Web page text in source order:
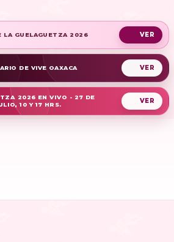
LA GUELAGUETZA 2026
DE VIVE OAXACA
2026 EN VIVO - 27 DE
10 Y 17 HRS.